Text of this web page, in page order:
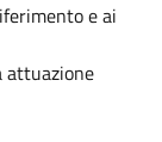
e ai
attuazione